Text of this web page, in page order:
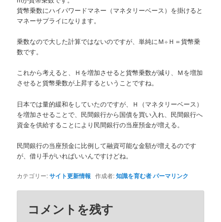
貨幣乗数にハイパワードマネー（マネタリーベース）を掛けると
マネーサプライになります。
乗数なので大した計算ではないのですが、単純にＭ÷Ｈ＝貨幣乗
数です。
これから考えると、Ｈを増加させると貨幣乗数が減り、Ｍを増加
させると貨幣乗数が上昇するということですね。
日本では量的緩和をしていたのですが、Ｈ（マネタリーベース）
を増加させることで、民間銀行から国債を買い入れ、民間銀行へ
資金を供給することにより民間銀行の当座預金が増える。
民間銀行の当座預金に比例して融資可能な金額が増えるのです
が、借り手がいればいいんですけどね。
カテゴリー:サイト更新情報 作成者:知識を育む者パーマリンク
コメントを残す